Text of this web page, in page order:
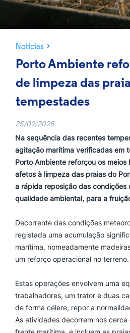
Notícias
Porto Ambiente
de limpeza das
tempestades
25/02/2026
Na sequência das recentes
agitação marítima verificadas em
Porto Ambiente reforçou os meios
afetos à limpeza das praias do
a rápida reposição das condições
qualidade ambiental, para a
Decorrente das condições
registada uma acumulação
marítima, nomeadamente
um reforço operacional no terreno.
Estas operações envolvem uma
trabalhadores, um trator e duas
de forma célere, repor a
As atividades decorrem nos